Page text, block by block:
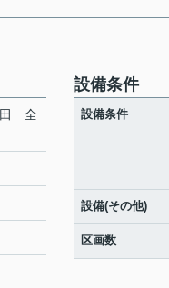
田 全
設備条件
設備条件
設備(その他)
区画数